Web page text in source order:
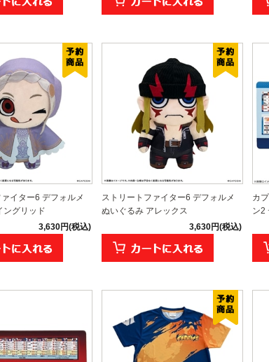
イター6 デフォルメ
ングリッド
3,630円(税込)
ストリートファイター6 デフォルメ
ぬいぐるみ アレックス
3,630円(税込)
カ
ン2